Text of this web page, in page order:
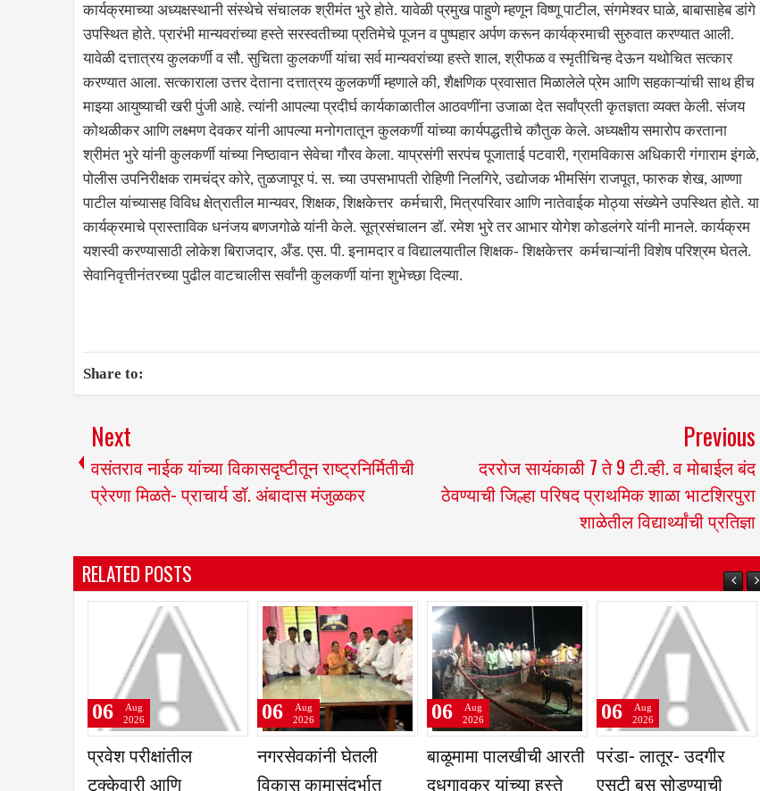
कार्यक्रमाच्या अध्यक्षस्थानी संस्थेचे संचालक श्रीमंत भुरे होते. यावेळी प्रमुख पाहुणे म्हणून विष्णू पाटील, संगमेश्वर घाळे, बाबासाहेब डांगे
उपस्थित होते. प्रारंभी मान्यवरांच्या हस्ते सरस्वतीच्या प्रतिमेचे पूजन व पुष्पहार अर्पण करून कार्यक्रमाची सुरुवात करण्यात आली.
यावेळी दत्तात्रय कुलकर्णी व सौ. सुचिता कुलकर्णी यांचा सर्व मान्यवरांच्या हस्ते शाल, श्रीफळ व स्मृतीचिन्ह देऊन यथोचित सत्कार
करण्यात आला. सत्काराला उत्तर देताना दत्तात्रय कुलकर्णी म्हणाले की, शैक्षणिक प्रवासात मिळालेले प्रेम आणि सहकाऱ्यांची साथ हीच
माझ्या आयुष्याची खरी पुंजी आहे. त्यांनी आपल्या प्रदीर्घ कार्यकाळातील आठवणींना उजाळा देत सर्वांप्रती कृतज्ञता व्यक्त केली. संजय
कोथळीकर आणि लक्ष्मण देवकर यांनी आपल्या मनोगतातून कुलकर्णी यांच्या कार्यपद्धतीचे कौतुक केले. अध्यक्षीय समारोप करताना
श्रीमंत भुरे यांनी कुलकर्णी यांच्या निष्ठावान सेवेचा गौरव केला. याप्रसंगी सरपंच पूजाताई पटवारी, ग्रामविकास अधिकारी गंगाराम इंगळे,
पोलीस उपनिरीक्षक रामचंद्र कोरे, तुळजापूर पं. स. च्या उपसभापती रोहिणी निलगिरे, उद्योजक भीमसिंग राजपूत, फारुक शेख, आण्णा
पाटील यांच्यासह विविध क्षेत्रातील मान्यवर, शिक्षक, शिक्षकेत्तर कर्मचारी, मित्रपरिवार आणि नातेवाईक मोठ्या संख्येने उपस्थित होते. या
कार्यक्रमाचे प्रास्ताविक धनंजय बणजगोळे यांनी केले. सूत्रसंचालन डॉ. रमेश भुरे तर आभार योगेश कोडलंगरे यांनी मानले. कार्यक्रम
यशस्वी करण्यासाठी लोकेश बिराजदार, अँड. एस. पी. इनामदार व विद्यालयातील शिक्षक- शिक्षकेत्तर कर्मचाऱ्यांनी विशेष परिश्रम घेतले.
सेवानिवृत्तीनंतरच्या पुढील वाटचालीस सर्वांनी कुलकर्णी यांना शुभेच्छा दिल्या.
Share to:
Next
वसंतराव नाईक यांच्या विकासदृष्टीतून राष्ट्रनिर्मितीची
प्रेरणा मिळते- प्राचार्य डॉ. अंबादास मंजुळकर
Previous
दररोज सायंकाळी 7 ते 9 टी.व्ही. व मोबाईल बंद
ठेवण्याची जिल्हा परिषद प्राथमिक शाळा भाटशिरपुरा
शाळेतील विद्यार्थ्यांची प्रतिज्ञा
RELATED POSTS
रात्री सात ते नऊ पर्यंत
मोबाईल व टीव्ही बंद,
06
Aug
2026
कृषिउत्पन्न बाजार समिती,
तुळजापूर ज्वारी व गहू या
06
Aug
2026
प्रवेश परीक्षांतील
टक्केवारी आणि
06
Aug
2026
नगरसेवकांनी घेतली
विकास कामासंदर्भात
06
Aug
2026